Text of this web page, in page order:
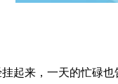
新冠疫苗市场上演“
双汇发展问路“科技宰
挂起来，一天的忙碌